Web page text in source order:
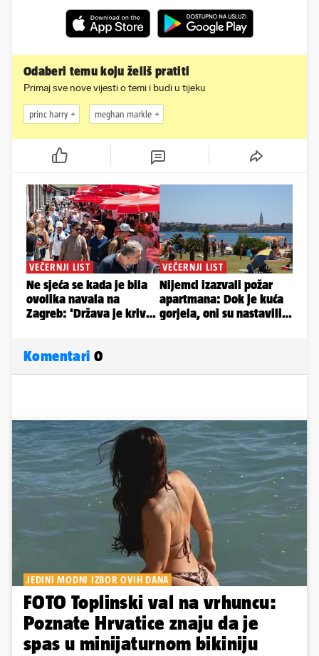
Odaberi temu koju želiš pratiti
Primaj sve nove vijesti o temi i budi u tijeku
princ harry meghan markle
Komentari 0
JEDINI MODNI IZBOR OVIH DANA
FOTO Toplinski val na vrhuncu:
Poznate Hrvatice znaju da je
spas u minijaturnom bikiniju